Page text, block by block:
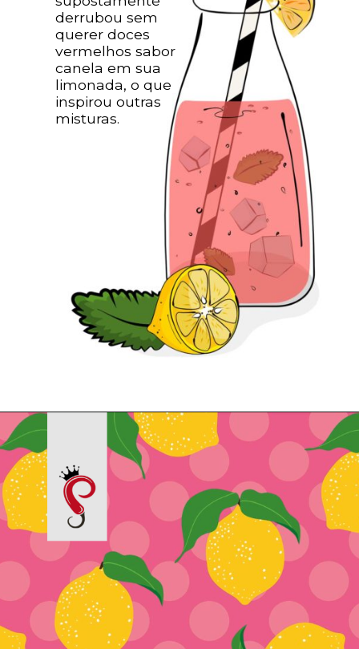
derrubou sem
querer doces
vermelhos sabor
canela em sua
limonada, o que
inspirou outras
misturas.